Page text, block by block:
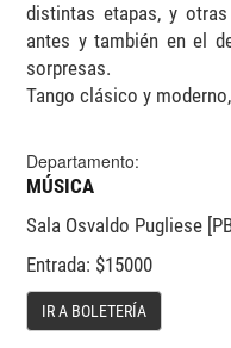
distintas etapas, y
antes y también en el
sorpresas.
Tango clásico y
Departamento:
MÚSICA
Sala Osvaldo Pugliese
Entrada: $15000
IR A BOLETERÍA